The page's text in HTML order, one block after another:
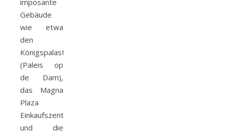
imposante
Gebäude
wie etwa
den
Königspalast
(Paleis op
de Dam),
das Magna
Plaza
Einkaufszentrum
und die